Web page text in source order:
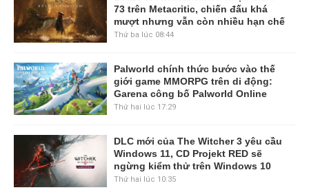
73 trên Metacritic, chiến đấu khá
mượt nhưng vẫn còn nhiều hạn chế
Thứ ba lúc 08:44
Palworld chính thức bước vào thế
giới game MMORPG trên di động:
Garena công bố Palworld Online
Thứ hai lúc 17:29
DLC mới của The Witcher 3 yêu cầu
Windows 11, CD Projekt RED sẽ
ngừng kiểm thử trên Windows 10
Thứ hai lúc 10:35